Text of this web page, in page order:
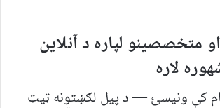
متخصصینو لپاره د آنلاین
لاره
کې ونیسئ — د پیل لګښتونه ټیټ